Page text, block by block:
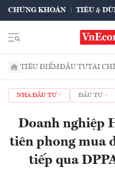
CHỨNG KHOÁN TIÊU &
TIÊU ĐIỂMĐẦU TƯTÀI
NHÀ ĐẦU TƯ ĐẦU TƯ
Doanh nghiệp
tiên phong mua
tiếp qua